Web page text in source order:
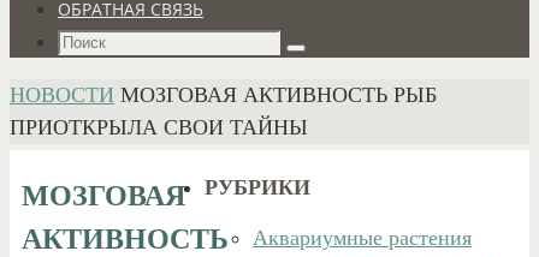
ОБРАТНАЯ СВЯЗЬ
Что
Поиск
ГЛАВНАЯ
НОВОСТИ МОЗГОВАЯ АКТИВНОСТЬ РЫБ
ПРИОТКРЫЛА СВОИ ТАЙНЫ
МОЗГОВАЯ
АКТИВНОСТЬ
РУБРИКИ
Аквариумные растения